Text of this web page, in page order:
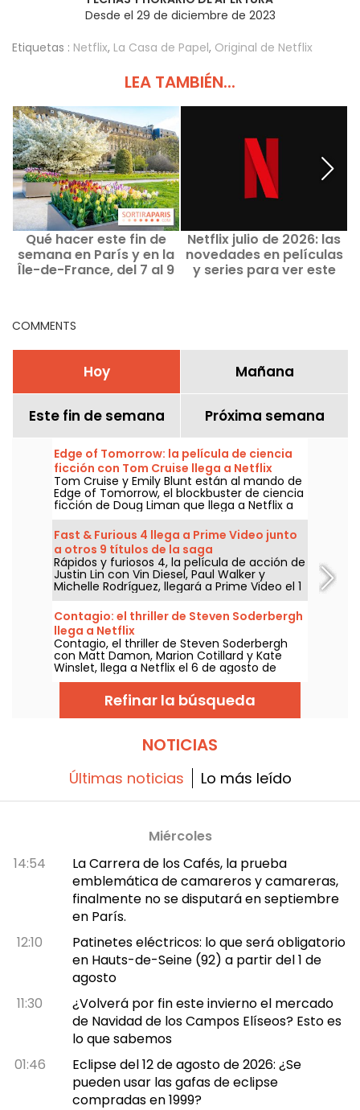
Desde el 29 de diciembre de 2023
Etiquetas : Netflix, La Casa de Papel, Original de Netflix
LEA TAMBIÉN...
Qué hacer este fin de
semana en París y en la
Île-de-France, del 7 al 9
Netflix julio de 2026: las
novedades en películas
y series para ver este
COMMENTS
Hoy Mañana
Este fin de semana Próxima semana
Edge of Tomorrow: la película de ciencia
ficción con Tom Cruise llega a Netflix
Tom Cruise y Emily Blunt están al mando de
Edge of Tomorrow, el blockbuster de ciencia
ficción de Doug Liman que llega a Netflix a
partir del 6 de agosto de 2026.
Fast & Furious 4 llega a Prime Video junto
a otros 9 títulos de la saga
Rápidos y furiosos 4, la película de acción de
Justin Lin con Vin Diesel, Paul Walker y
Michelle Rodríguez, llegará a Prime Video el 1
de agosto de 2026, junto a varios capítulos
de la saga.
Contagio: el thriller de Steven Soderbergh
llega a Netflix
Contagio, el thriller de Steven Soderbergh
con Matt Damon, Marion Cotillard y Kate
Winslet, llega a Netflix el 6 de agosto de
2026.
Refinar la búsqueda
NOTICIAS
Últimas noticias Lo más leído
Miércoles
14:54
La Carrera de los Cafés, la prueba
emblemática de camareros y camareras,
finalmente no se disputará en septiembre
en París.
12:10
Patinetes eléctricos: lo que será obligatorio
en Hauts-de-Seine (92) a partir del 1 de
agosto
11:30
¿Volverá por fin este invierno el mercado
de Navidad de los Campos Elíseos? Esto es
lo que sabemos
01:46
Eclipse del 12 de agosto de 2026: ¿Se
pueden usar las gafas de eclipse
compradas en 1999?